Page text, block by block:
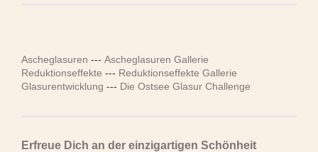
Ascheglasuren --- Ascheglasuren Gallerie
Reduktionseffekte --- Reduktionseffekte Gallerie
Glasurentwicklung --- Die Ostsee Glasur Challenge
Erfreue Dich an der einzigartigen Schönheit